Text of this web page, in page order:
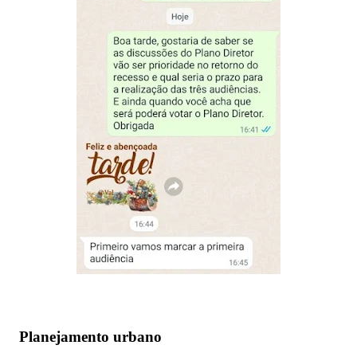
Planejamento urbano